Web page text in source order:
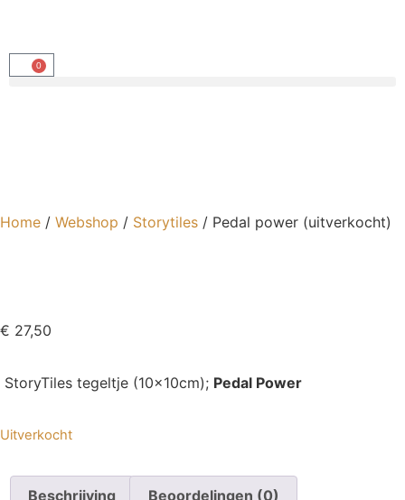
0
Home / Webshop / Storytiles / Pedal power (uitverkocht)
€ 27,50
StoryTiles tegeltje (10x10cm); Pedal Power
Uitverkocht
Beschrijving Beoordelingen (0)